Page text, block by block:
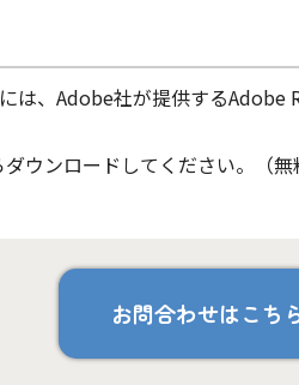
は、Adobe社が提供するAdobe
ウンロードしてください。（無
お問合わせはこち